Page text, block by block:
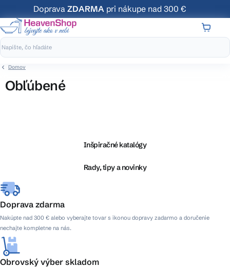
na
obsah
Doprava ZDARMA pri nákupe nad 300 €
Domov
Obľúbené
e
Inšpiračné katalógy
Rady, tipy a novinky
Doprava zdarma
Nakúpte nad 300 € alebo vyberajte tovar s ikonou dopravy zadarmo a doručenie
nechajte kompletne na nás.
Obrovský výber skladom